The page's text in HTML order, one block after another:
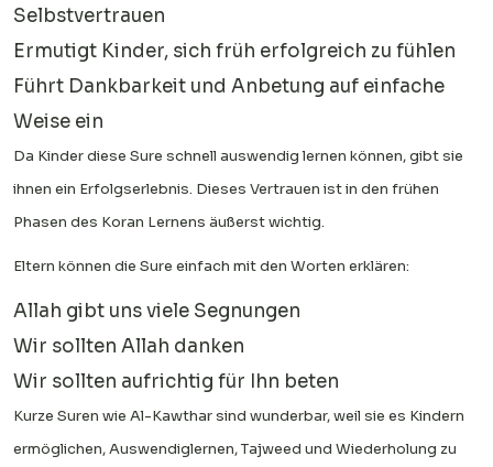
Selbstvertrauen
Ermutigt Kinder, sich früh erfolgreich zu fühlen
Führt Dankbarkeit und Anbetung auf einfache
Weise ein
Da Kinder diese Sure schnell auswendig lernen können, gibt sie
ihnen ein Erfolgserlebnis. Dieses Vertrauen ist in den frühen
Phasen des Koran Lernens äußerst wichtig.
Eltern können die Sure einfach mit den Worten erklären:
Allah gibt uns viele Segnungen
Wir sollten Allah danken
Wir sollten aufrichtig für Ihn beten
Kurze Suren wie Al-Kawthar sind wunderbar, weil sie es Kindern
ermöglichen, Auswendiglernen, Tajweed und Wiederholung zu